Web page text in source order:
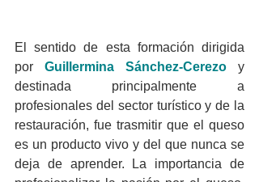
El sentido de esta formación dirigida
por Guillermina Sánchez-Cerezo
y
destinada principalmente a
profesionales del sector turístico y de la
restauración, fue trasmitir que el queso
es un producto vivo y del que nunca se
deja de aprender. La importancia de